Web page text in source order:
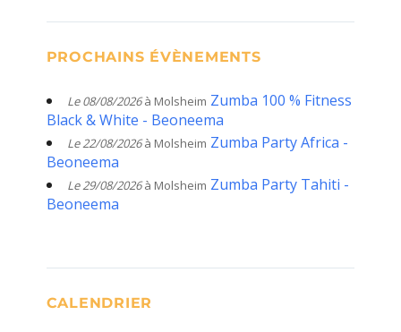
PROCHAINS ÉVÈNEMENTS
Le 08/08/2026à Molsheim Zumba 100 % Fitness
Black & White - Beoneema
Le 22/08/2026à Molsheim Zumba Party Africa -
Beoneema
Le 29/08/2026à Molsheim Zumba Party Tahiti -
Beoneema
CALENDRIER